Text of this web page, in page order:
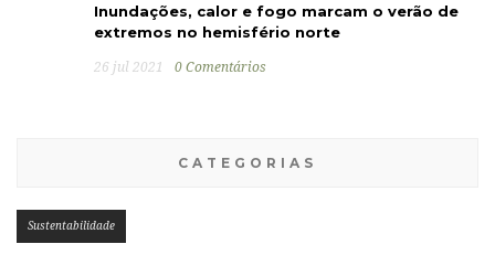
Inundações, calor e fogo marcam o verão de
extremos no hemisfério norte
26 jul 2021 0 Comentários
CATEGORIAS
Sustentabilidade